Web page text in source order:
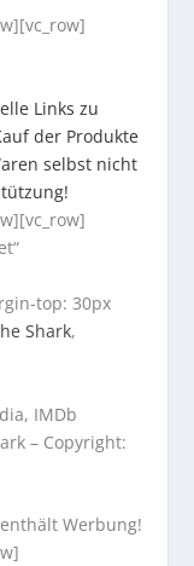
Links zu
der Produkte
selbst nicht
top: 30px
Shark,
IMDb
– Copyright:
Werbung!